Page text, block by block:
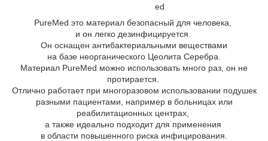
PureMed это материал безопасный для человека,
и он легко дезинфицируется.
Он оснащен антибактериальными веществами
на базе неорганического Цеолита Серебра.
Материал PureMed можно использовать много раз, он не
протирается.
Отлично работает при многоразовом использовании подушек
разными пациентами, например в больницах или
реабилитационных центрах,
а также идеально подходит для применения
в области повышенного риска инфицирования.